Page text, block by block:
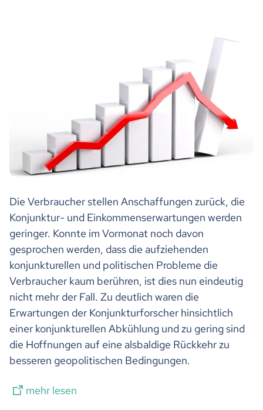
Die Verbraucher stellen Anschaffungen zurück, die
Konjunktur- und Einkommenserwartungen werden
geringer. Konnte im Vormonat noch davon
gesprochen werden, dass die aufziehenden
konjunkturellen und politischen Probleme die
Verbraucher kaum berühren, ist dies nun eindeutig
nicht mehr der Fall. Zu deutlich waren die
Erwartungen der Konjunkturforscher hinsichtlich
einer konjunkturellen Abkühlung und zu gering sind
die Hoffnungen auf eine alsbaldige Rückkehr zu
besseren geopolitischen Bedingungen.
mehr lesen